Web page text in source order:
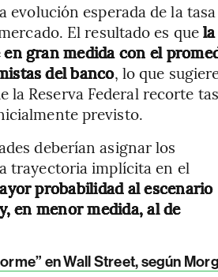
esperada de la
El resultado es quela
gran medida con el
del banco, lo que
Reserva Federal recorte
previsto.
deberían asignar los
trayectoria implícita en el
probabilidad al escenario
en menor medida, al de
en Wall Street, según